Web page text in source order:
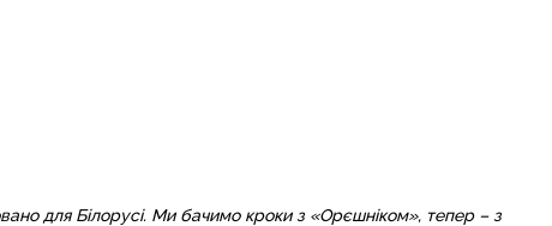
для Білорусі. Ми бачимо кроки з «Орєшніком», тепер – з